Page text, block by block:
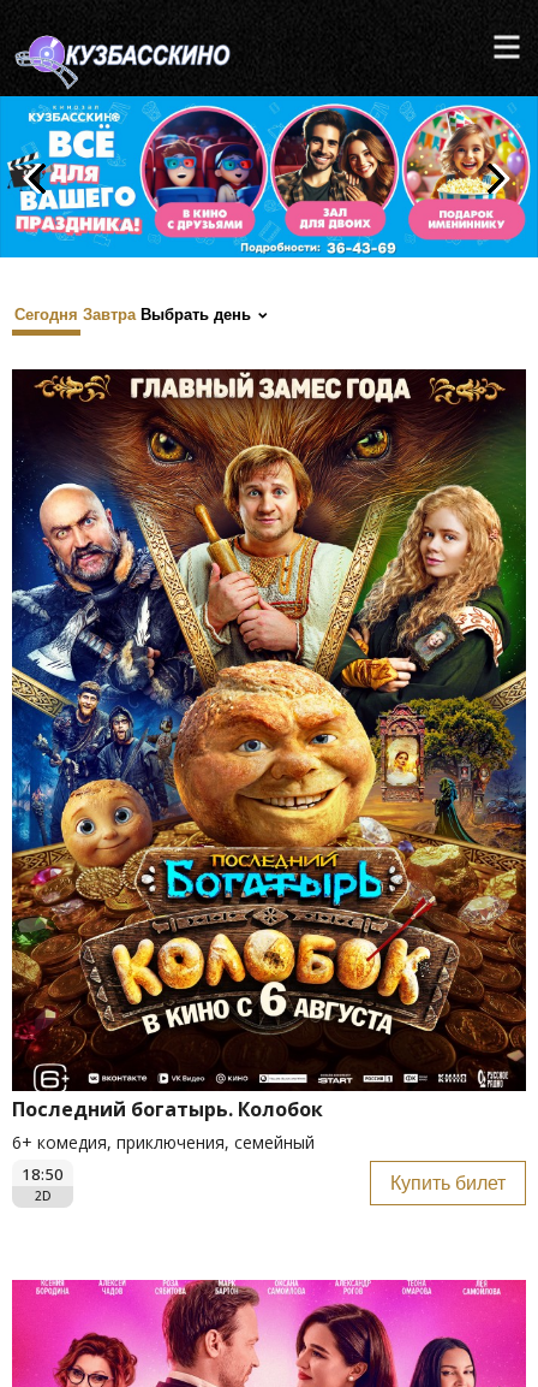
Сегодня Завтра Выбрать день
Последний богатырь. Колобок
6+ комедия, приключения, семейный
18:50
2D
Купить билет